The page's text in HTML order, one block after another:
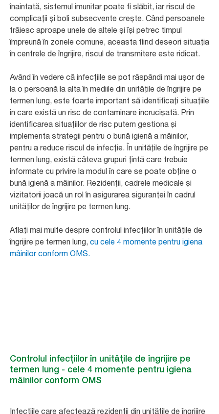
înaintată, sistemul imunitar poate fi slăbit, iar riscul de
complicații și boli subsecvente crește. Când persoanele
trăiesc aproape unele de altele și își petrec timpul
împreună în zonele comune, aceasta fiind deseori situația
în centrele de îngrijire, riscul de transmitere este ridicat.
Având în vedere că infecțiile se pot răspândi mai ușor de
la o persoană la alta în mediile din unitățile de îngrijire pe
termen lung, este foarte important să identificați situațiile
în care există un risc de contaminare încrucișată. Prin
identificarea situațiilor de risc putem gestiona și
implementa strategii pentru o bună igienă a mâinilor,
pentru a reduce riscul de infecție. În unitățile de îngrijire pe
termen lung, există câteva grupuri țintă care trebuie
informate cu privire la modul în care se poate obține o
bună igienă a mâinilor. Rezidenții, cadrele medicale și
vizitatorii joacă un rol în asigurarea siguranței în cadrul
unităților de îngrijire pe termen lung.
Aflați mai multe despre controlul infecțiilor în unitățile de
îngrijire pe termen lung, cu cele 4 momente pentru igiena
mâinilor conform OMS.
Controlul infecțiilor în unitățile de îngrijire pe
termen lung - cele 4 momente pentru igiena
mâinilor conform OMS
Infecțiile care afectează rezidenții din unitățile de îngrijire